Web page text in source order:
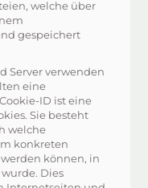
welche über
gespeichert
Server verwenden
eine
ID ist eine
Sie besteht
welche
konkreten
können, in
Dies